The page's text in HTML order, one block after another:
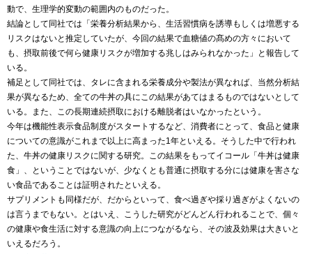
動で、生理学的変動の範囲内のものだった。
結論として同社では「栄養分析結果から、生活習慣病を誘導もしくは増悪する
リスクはないと推定していたが、今回の結果で血糖値の髙めの方々において
も、摂取前後で何ら健康リスクが増加する兆しはみられなかった」と報告して
いる。
補足として同社では、タレに含まれる栄養成分や製法が異なれば、当然分析結
果が異なるため、全ての牛丼の具にこの結果があてはまるものではないとして
いる。また、この長期連続摂取における離脱者はいなかったという。
今年は機能性表示食品制度がスタートするなど、消費者にとって、食品と健康
についての意識がこれまで以上に高まった1年といえる。そうした中で行われ
た、牛丼の健康リスクに関する研究。この結果をもってイコール「牛丼は健康
食」、ということではないが、少なくとも普通に摂取する分には健康を害さな
い食品であることは証明されたといえる。
サプリメントも同様だが、だからといって、食べ過ぎや採り過ぎがよくないの
は言うまでもない。とはいえ、こうした研究がどんどん行われることで、個々
の健康や食生活に対する意識の向上につながるなら、その波及効果は大きいと
いえるだろう。